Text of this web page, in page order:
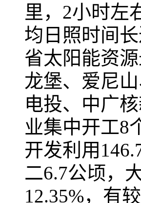
里，2小时左
均日照时间
省太阳能资
龙堡、爱尼
电投、中广
业集中开工8
开发利用
二6.7公顷，
12.35%，有